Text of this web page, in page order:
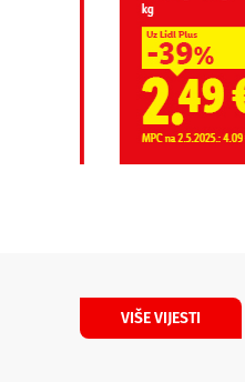
VIŠE VIJESTI